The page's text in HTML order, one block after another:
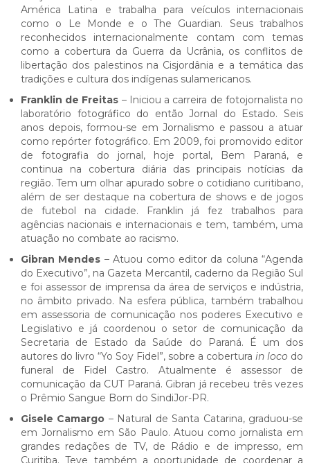
América Latina e trabalha para veículos internacionais
como o Le Monde e o The Guardian. Seus trabalhos
reconhecidos internacionalmente contam com temas
como a cobertura da Guerra da Ucrânia, os conflitos de
libertação dos palestinos na Cisjordânia e a temática das
tradições e cultura dos indígenas sulamericanos.
Franklin de Freitas – Iniciou a carreira de fotojornalista no
laboratório fotográfico do então Jornal do Estado. Seis
anos depois, formou-se em Jornalismo e passou a atuar
como repórter fotográfico. Em 2009, foi promovido editor
de fotografia do jornal, hoje portal, Bem Paraná, e
continua na cobertura diária das principais notícias da
região. Tem um olhar apurado sobre o cotidiano curitibano,
além de ser destaque na cobertura de shows e de jogos
de futebol na cidade. Franklin já fez trabalhos para
agências nacionais e internacionais e tem, também, uma
atuação no combate ao racismo.
Gibran Mendes – Atuou como editor da coluna “Agenda
do Executivo”, na Gazeta Mercantil, caderno da Região Sul
e foi assessor de imprensa da área de serviços e indústria,
no âmbito privado. Na esfera pública, também trabalhou
em assessoria de comunicação nos poderes Executivo e
Legislativo e já coordenou o setor de comunicação da
Secretaria de Estado da Saúde do Paraná. É um dos
autores do livro “Yo Soy Fidel”, sobre a cobertura in loco do
funeral de Fidel Castro. Atualmente é assessor de
comunicação da CUT Paraná. Gibran já recebeu três vezes
o Prêmio Sangue Bom do SindiJor-PR.
Gisele Camargo – Natural de Santa Catarina, graduou-se
em Jornalismo em São Paulo. Atuou como jornalista em
grandes redações de TV, de Rádio e de impresso, em
Curitiba. Teve também a oportunidade de coordenar a